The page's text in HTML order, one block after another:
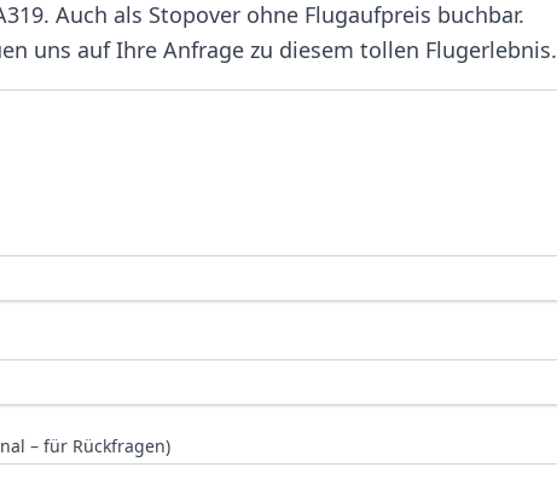
Auch als Stopover ohne Flugaufpreis buchbar.
uns auf Ihre Anfrage zu diesem tollen Flugerlebnis.
– für Rückfragen)